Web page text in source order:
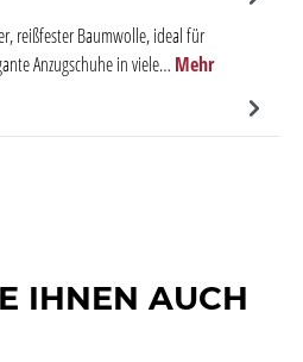
reißfester Baumwolle, ideal für
Anzugschuhe in viele… Mehr
IHNEN AUCH